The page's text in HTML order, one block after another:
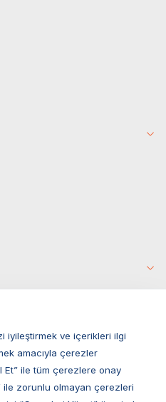
iyileştirmek ve içerikleri ilgi
amacıyla çerezler
Et” ile tüm çerezlere onay
ile zorunlu olmayan çerezleri